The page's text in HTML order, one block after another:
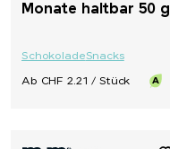
Monate haltbar 50 g
SchokoladeSnacks
Ab CHF 2.21 / Stück